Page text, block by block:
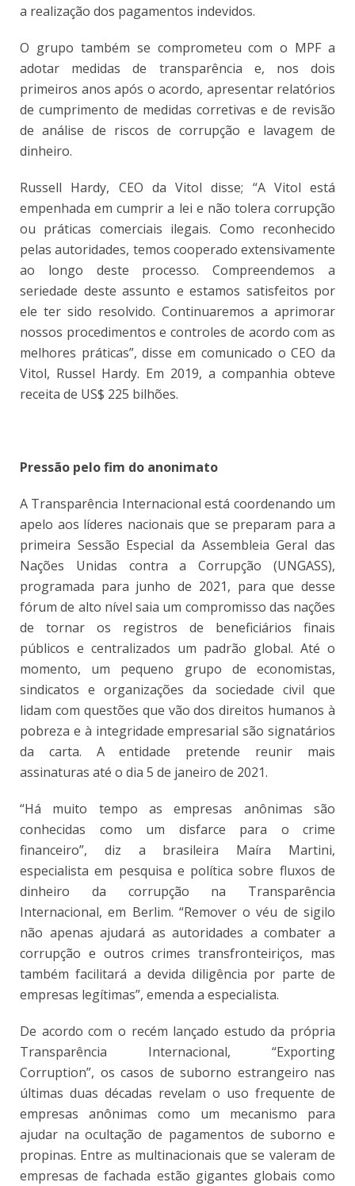
a realização dos pagamentos indevidos.
O grupo também se comprometeu com o MPF a
adotar medidas de transparência e, nos dois
primeiros anos após o acordo, apresentar relatórios
de cumprimento de medidas corretivas e de revisão
de análise de riscos de corrupção e lavagem de
dinheiro.
Russell Hardy, CEO da Vitol disse; “A Vitol está
empenhada em cumprir a lei e não tolera corrupção
ou práticas comerciais ilegais. Como reconhecido
pelas autoridades, temos cooperado extensivamente
ao longo deste processo. Compreendemos a
seriedade deste assunto e estamos satisfeitos por
ele ter sido resolvido. Continuaremos a aprimorar
nossos procedimentos e controles de acordo com as
melhores práticas”, disse em comunicado o CEO da
Vitol, Russel Hardy. Em 2019, a companhia obteve
receita de US$ 225 bilhões.
Pressão pelo fim do anonimato
A Transparência Internacional está coordenando um
apelo aos líderes nacionais que se preparam para a
primeira Sessão Especial da Assembleia Geral das
Nações Unidas contra a Corrupção (UNGASS),
programada para junho de 2021, para que desse
fórum de alto nível saia um compromisso das nações
de tornar os registros de beneficiários finais
públicos e centralizados um padrão global. Até o
momento, um pequeno grupo de economistas,
sindicatos e organizações da sociedade civil que
lidam com questões que vão dos direitos humanos à
pobreza e à integridade empresarial são signatários
da carta. A entidade pretende reunir mais
assinaturas até o dia 5 de janeiro de 2021.
“Há muito tempo as empresas anônimas são
conhecidas como um disfarce para o crime
financeiro”, diz a brasileira Maíra Martini,
especialista em pesquisa e política sobre fluxos de
dinheiro da corrupção na Transparência
Internacional, em Berlim. “Remover o véu de sigilo
não apenas ajudará as autoridades a combater a
corrupção e outros crimes transfronteiriços, mas
também facilitará a devida diligência por parte de
empresas legítimas”, emenda a especialista.
De acordo com o recém lançado estudo da própria
Transparência Internacional, “Exporting
Corruption”, os casos de suborno estrangeiro nas
últimas duas décadas revelam o uso frequente de
empresas anônimas como um mecanismo para
ajudar na ocultação de pagamentos de suborno e
propinas. Entre as multinacionais que se valeram de
empresas de fachada estão gigantes globais como